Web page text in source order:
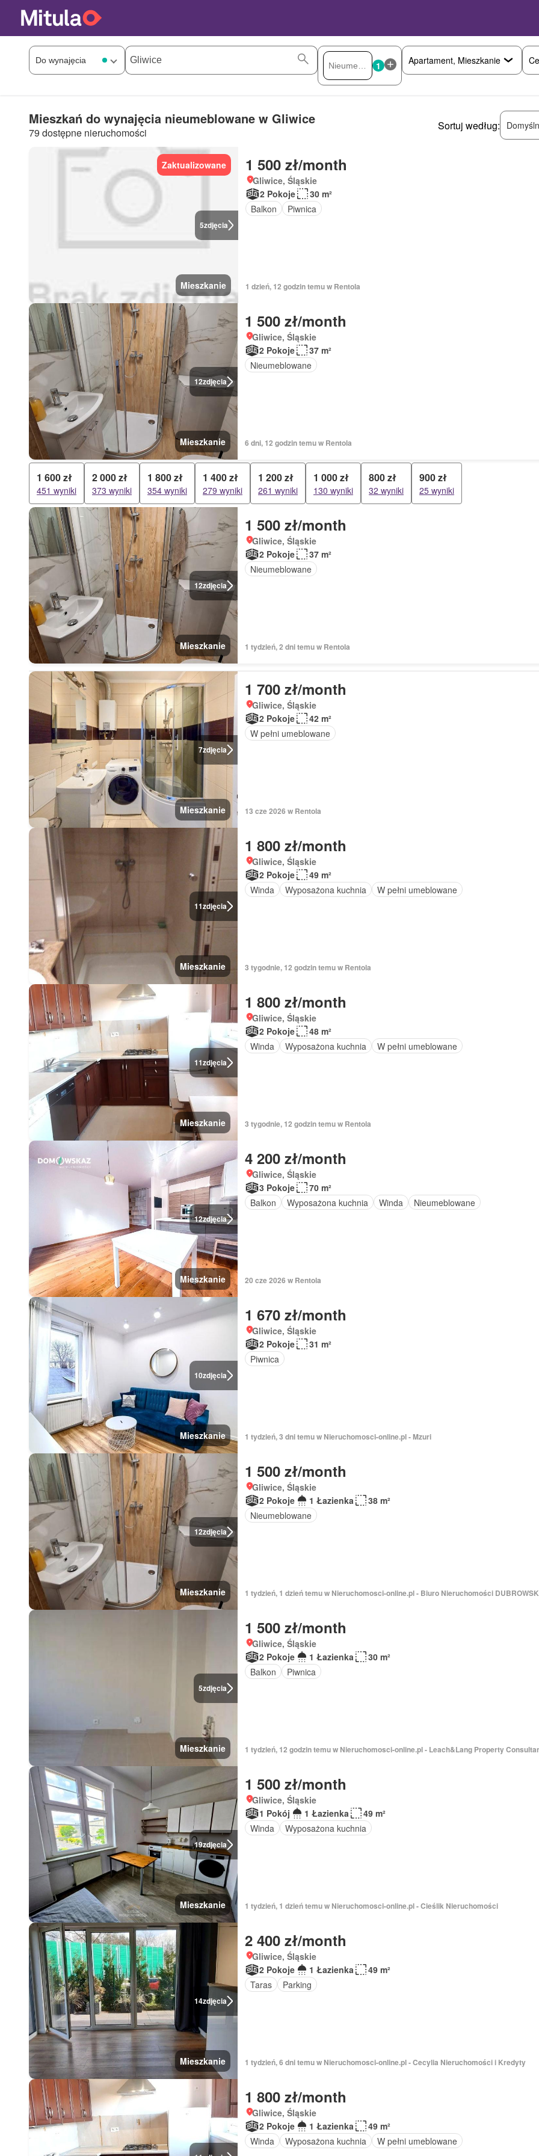
1
Mieszkań do wynajęcia nieumeblowane w Gliwice
79 dostępne nieruchomości
Sortuj według:
5zdjęcia
Zaktualizowane
Mieszkanie
1 500 zł/month
Gliwice, Śląskie
2 Pokoje
30 m²
Balkon
Piwnica
1 dzień, 12 godzin temu w Rentola
12zdjęcia
Mieszkanie
1 500 zł/month
Gliwice, Śląskie
2 Pokoje
37 m²
Nieumeblowane
6 dni, 12 godzin temu w Rentola
1 600 zł
451 wyniki
2 000 zł
373 wyniki
1 800 zł
354 wyniki
1 400 zł
279 wyniki
1 200 zł
261 wyniki
1 000 zł
130 wyniki
800 zł
32 wyniki
900 zł
25 wyniki
12zdjęcia
Mieszkanie
1 500 zł/month
Gliwice, Śląskie
2 Pokoje
37 m²
Nieumeblowane
1 tydzień, 2 dni temu w Rentola
7zdjęcia
Mieszkanie
1 700 zł/month
Gliwice, Śląskie
2 Pokoje
42 m²
W pełni umeblowane
13 cze 2026 w Rentola
11zdjęcia
Mieszkanie
1 800 zł/month
Gliwice, Śląskie
2 Pokoje
49 m²
Winda
Wyposażona kuchnia W pełni umeblowane
3 tygodnie, 12 godzin temu w Rentola
11zdjęcia
Mieszkanie
1 800 zł/month
Gliwice, Śląskie
2 Pokoje
48 m²
Winda
Wyposażona kuchnia W pełni umeblowane
3 tygodnie, 12 godzin temu w Rentola
12zdjęcia
Mieszkanie
4 200 zł/month
Gliwice, Śląskie
3 Pokoje
70 m²
Balkon
Wyposażona kuchnia Winda Nieumeblowane
20 cze 2026 w Rentola
10zdjęcia
Mieszkanie
1 670 zł/month
Gliwice, Śląskie
2 Pokoje
31 m²
Piwnica
1 tydzień, 3 dni temu w Nieruchomosci-online.pl - Mzuri
12zdjęcia
Mieszkanie
1 500 zł/month
Gliwice, Śląskie
2 Pokoje
1 Łazienka
38 m²
Nieumeblowane
1 tydzień, 1 dzień temu w Nieruchomosci-online.pl - Biuro Nieruchomości
5zdjęcia
Mieszkanie
1 500 zł/month
Gliwice, Śląskie
2 Pokoje
1 Łazienka
30 m²
Balkon
Piwnica
1 tydzień, 12 godzin temu w Nieruchomosci-online.pl - Leach&Lang Property
19zdjęcia
Mieszkanie
1 500 zł/month
Gliwice, Śląskie
1 Pokój
1 Łazienka
49 m²
Winda
Wyposażona kuchnia
1 tydzień, 1 dzień temu w Nieruchomosci-online.pl - Cieślik Nieruchomości
14zdjęcia
Mieszkanie
2 400 zł/month
Gliwice, Śląskie
2 Pokoje
1 Łazienka
49 m²
Taras
Parking
1 tydzień, 6 dni temu w Nieruchomosci-online.pl - Cecylia Nieruchomości i Kredyty
1 800 zł/month
Gliwice, Śląskie
2 Pokoje
1 Łazienka
49 m²
Winda
Wyposażona kuchnia W pełni umeblowane